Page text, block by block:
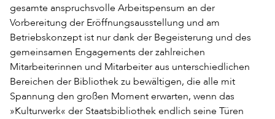
gesamte anspruchsvolle Arbeitspensum an der
Vorbereitung der Eröffnungsausstellung und am
Betriebskonzept ist nur dank der Begeisterung und des
gemeinsamen Engagements der zahlreichen
Mitarbeiterinnen und Mitarbeiter aus unterschiedlichen
Bereichen der Bibliothek zu bewältigen, die alle mit
Spannung den großen Moment erwarten, wenn das
»Kulturwerk« der Staatsbibliothek endlich seine Türen